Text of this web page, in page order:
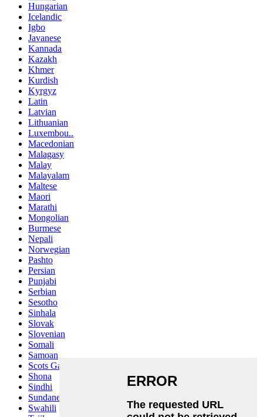
Hungarian
Icelandic
Igbo
Javanese
Kannada
Kazakh
Khmer
Kurdish
Kyrgyz
Latin
Latvian
Lithuanian
Luxembou..
Macedonian
Malagasy
Malay
Malayalam
Maltese
Maori
Marathi
Mongolian
Burmese
Nepali
Norwegian
Pashto
Persian
Punjabi
Serbian
Sesotho
Sinhala
Slovak
Slovenian
Somali
Samoan
Scots Gaelic
Shona
Sindhi
Sundanese
Swahili